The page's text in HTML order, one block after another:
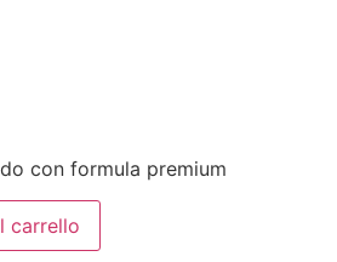
con formula premium
carrello